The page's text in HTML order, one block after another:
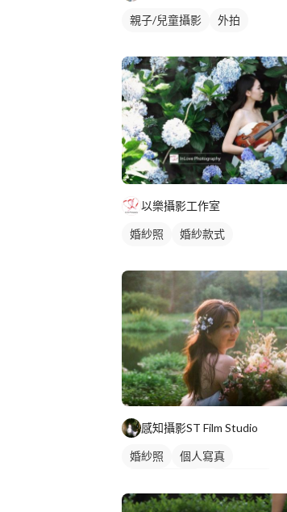
親子/兒童攝影 外拍
以樂攝影工作室
婚紗照 婚紗款式
感知攝影ST Film Studio
婚紗照
個人寫真
外拍
外拍模特兒 商業人像